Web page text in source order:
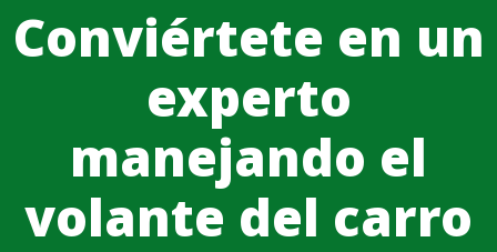
Conviértete en un
experto
manejando el
volante del carro